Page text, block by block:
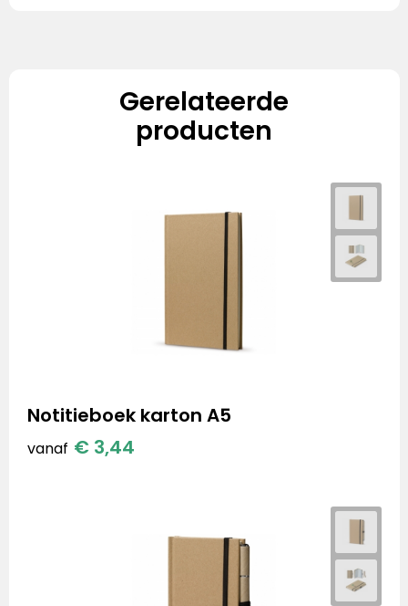
Gerelateerde
producten
Notitieboek karton A5
vanaf € 3,44